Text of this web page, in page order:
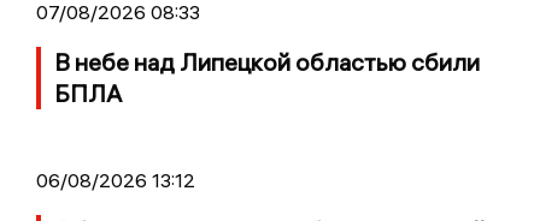
07/08/2026 08:33
В небе над Липецкой областью сбили
БПЛА
06/08/2026 13:12